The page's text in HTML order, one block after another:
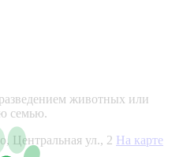
животных или
семью.
Центральная ул., 2 На карте